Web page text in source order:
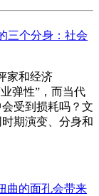
三个分身：社会
家和经济
弹性”，而当代
受到损耗吗？文
期演变、分身和
曲的面孔会带来